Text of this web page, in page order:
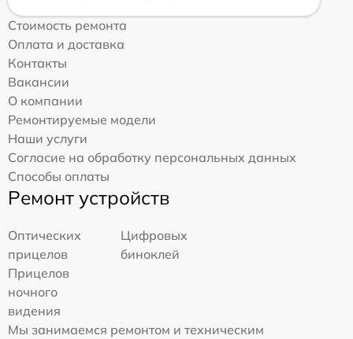
Стоимость ремонта
Оплата и доставка
Контакты
Вакансии
О компании
Ремонтируемые модели
Наши услуги
Согласие на обработку персональных данных
Способы оплаты
Ремонт устройств
Оптических
прицелов
Цифровых
биноклей
Прицелов
ночного
видения
Мы занимаемся ремонтом и техническим